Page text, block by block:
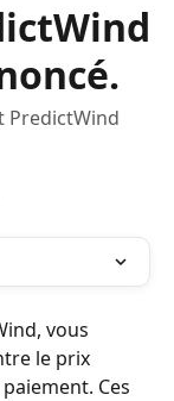
PredictWind
vous
le prix
Ces